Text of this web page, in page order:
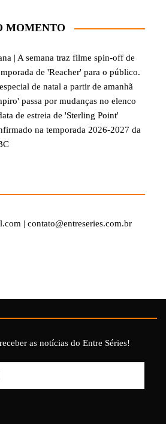
MOMENTO
| A semana traz filme spin-off de
de 'Reacher' para o público.
de natal a partir de amanhã
passa por mudanças no elenco
de estreia de 'Sterling Point'
na temporada 2026-2027 da
| contato@entreseries.com.br
as notícias do Entre Séries!